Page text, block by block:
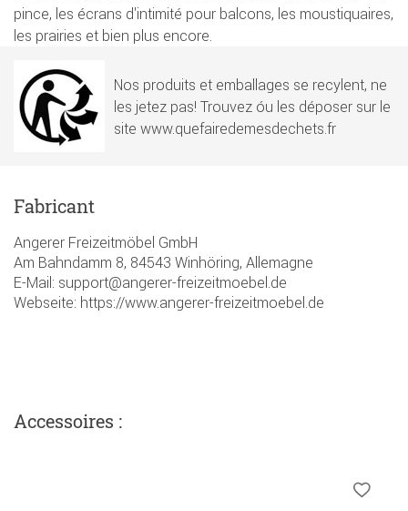
pince, les écrans d'intimité pour balcons, les moustiquaires,
les prairies et bien plus encore.
Nos produits et emballages se recylent, ne
les jetez pas! Trouvez óu les déposer sur le
site www.quefairedemesdechets.fr
Fabricant
Angerer Freizeitmöbel GmbH
Am Bahndamm 8, 84543 Winhöring, Allemagne
E-Mail: support@angerer-freizeitmoebel.de
Webseite: https://www.angerer-freizeitmoebel.de
Accessoires :